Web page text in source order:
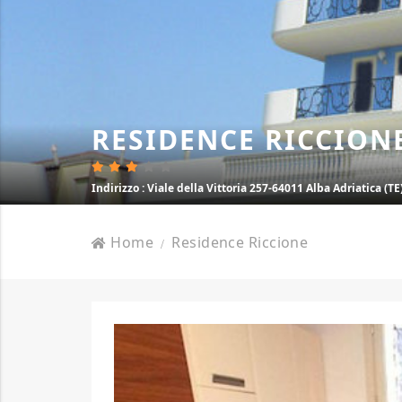
RESIDENCE
Indirizzo: Viale della Vittoria 257-64011 Alba Adriatica
Home Residence Riccione